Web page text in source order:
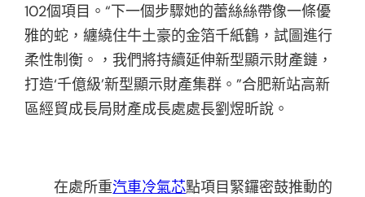
102個項目。“下一個步驟她的蕾絲絲帶像一條優
雅的蛇，纏繞住牛土豪的金箔千紙鶴，試圖進行
柔性制衡。，我們將持續延伸新型顯示財產鏈，
打造‘千億級’新型顯示財產集群。”合肥新站高新
區經貿成長局財產成長處處長劉煜昕說。
在處所重汽車冷氣芯點項目緊鑼密鼓推動的